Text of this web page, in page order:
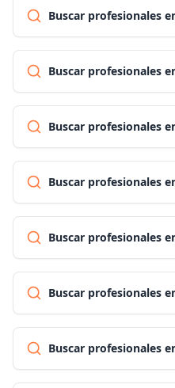
Buscar profesionales
Buscar profesionales
Buscar profesionales
Buscar profesionales
Buscar profesionales
Buscar profesionales
Buscar profesionales